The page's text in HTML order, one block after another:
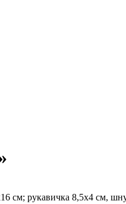
см; рукавичка 8,5х4 см,